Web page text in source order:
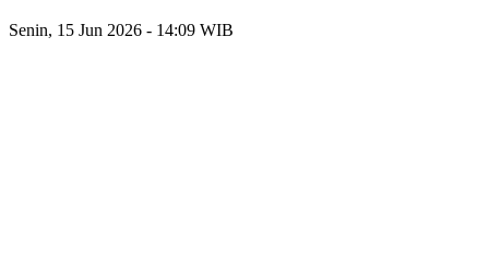
Senin, 15 Jun 2026 - 14:09 WIB